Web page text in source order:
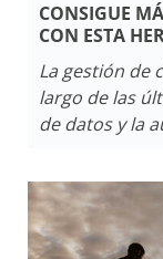
CONSIGUE
CON ESTA
La gestión de
largo de las
de datos y la
artículo te
se trata y